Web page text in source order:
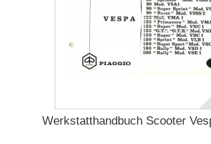
Werkstatthandbuch Scooter